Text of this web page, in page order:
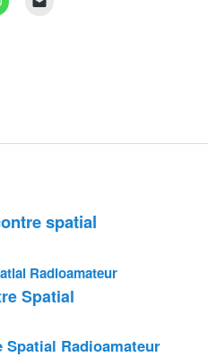
spatial
Radioamateur
Spatial
Spatial Radioamateur